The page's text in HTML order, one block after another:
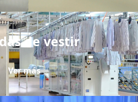
de vestir
Ver más